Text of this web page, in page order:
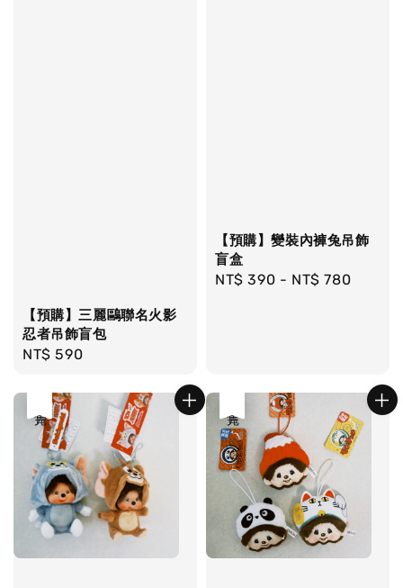
【預購】三麗鷗聯名火影
忍者吊飾盲包
Regular
NT$ 590
【預購】變裝內褲兔吊飾
盲盒
Regular
NT$ 390 - NT$ 780